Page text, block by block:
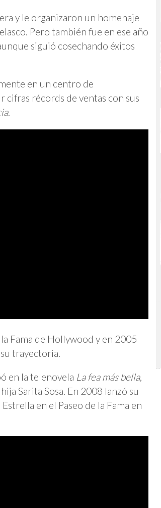
y le organizaron un homenaje
Pero también fue en ese año
siguió cosechando éxitos
en un centro de
récords de ventas con sus
.
Fama de Hollywood y en 2005
trayectoria.
en la telenovela La fea más bella,
Sarita Sosa. En 2008 lanzó su
en el Paseo de la Fama en